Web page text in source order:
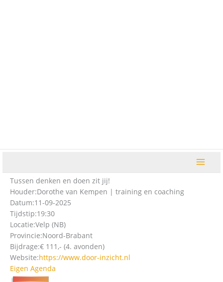
Tussen denken en doen zit jij!
Houder:Dorothe van Kempen | training en coaching
Datum:11-09-2025
Tijdstip:19:30
Locatie:Velp (NB)
Provincie:Noord-Brabant
Bijdrage:€ 111,- (4. avonden)
Website:https://www.door-inzicht.nl
Eigen Agenda